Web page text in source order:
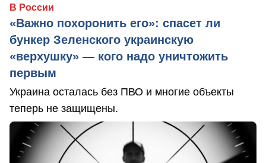
В России
«Важно похоронить его»: спасет ли
бункер Зеленского украинскую
«верхушку» — кого надо уничтожить
первым
Украина осталась без ПВО и многие объекты
теперь не защищены.